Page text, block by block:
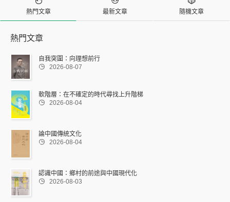
熱門文章 最新文章 隨機文章
熱門文章
自我突圍：向理想前行
 2026-08-07
軟階層：在不確定的時代尋找上升階梯
 2026-08-04
論中國傳統文化
 2026-08-04
認識中國：鄉村的前途與中國現代化
 2026-08-03